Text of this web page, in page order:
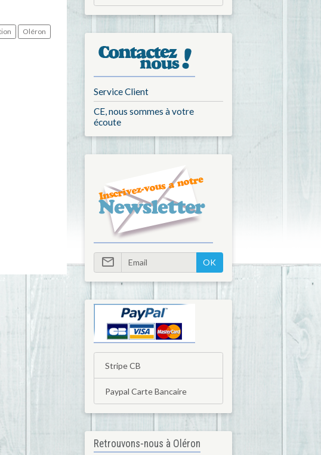
Oléron
Service Client
CE, nous sommes à votre
écoute
OK
Stripe CB
Paypal Carte Bancaire
Retrouvons-nous à Oléron